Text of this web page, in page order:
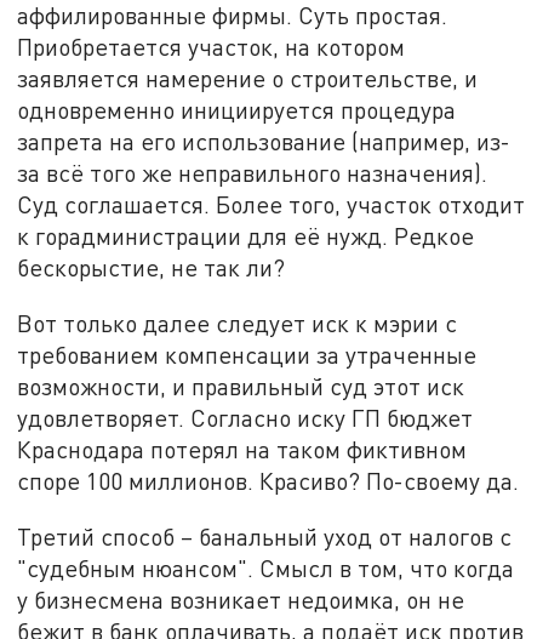
аффилированные фирмы. Суть простая.
Приобретается участок, на котором
заявляется намерение о строительстве, и
одновременно инициируется процедура
запрета на его использование (например, из-
за всё того же неправильного назначения).
Суд соглашается. Более того, участок отходит
к горадминистрации для её нужд. Редкое
бескорыстие, не так ли?
Вот только далее следует иск к мэрии с
требованием компенсации за утраченные
возможности, и правильный суд этот иск
удовлетворяет. Согласно иску ГП бюджет
Краснодара потерял на таком фиктивном
споре 100 миллионов. Красиво? По-своему да.
Третий способ – банальный уход от налогов с
"судебным нюансом". Смысл в том, что когда
у бизнесмена возникает недоимка, он не
бежит в банк оплачивать, а подаёт иск против